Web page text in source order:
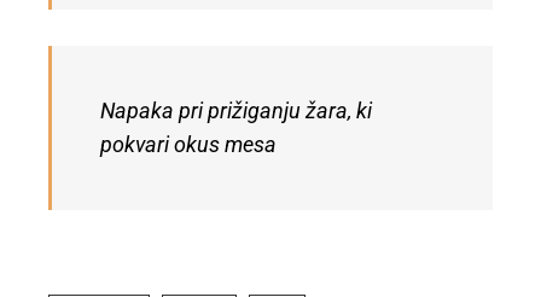
Napaka pri prižiganju žara, ki
pokvari okus mesa